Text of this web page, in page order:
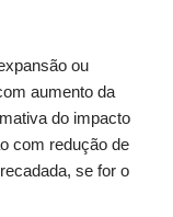
ou
aumento da
do impacto
com redução de
se for o